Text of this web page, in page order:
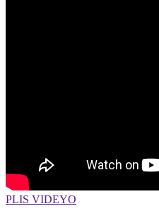
PLIS VIDEYO